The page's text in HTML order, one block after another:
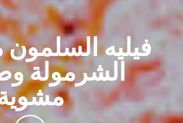
فيليه
الشرمولة